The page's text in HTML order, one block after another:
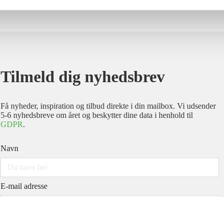
Tilmeld dig nyhedsbrev
Få nyheder, inspiration og tilbud direkte i din mailbox. Vi udsender
5-6 nyhedsbreve om året og beskytter dine data i henhold til
GDPR.
Navn
E-mail adresse